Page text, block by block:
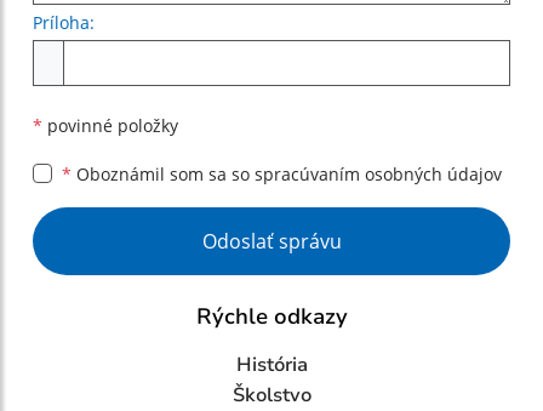
Príloha:
* povinné položky
* Oboznámil som sa so spracúvaním osobných údajov
Google reCaptcha Response
Odoslať správu
Rýchle odkazy
História
Školstvo